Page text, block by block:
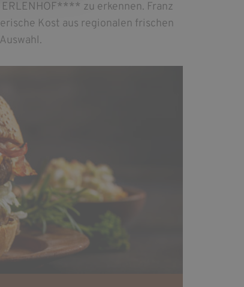
zu erkennen. Franz
Kost aus regionalen frischen